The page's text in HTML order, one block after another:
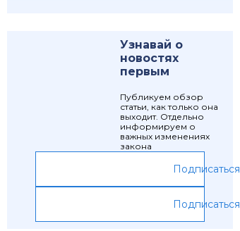
Узнавай о
новостях
первым
Публикуем обзор
статьи, как только она
выходит. Отдельно
информируем о
важных изменениях
закона
Подписаться
Подписаться